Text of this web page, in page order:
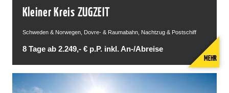
Kleiner Kreis ZUGZEIT
Schweden & Norwegen, Dovre- & Raumabahn, Nachtzug & Postschiff
8 Tage ab 2.249,- € p.P. inkl. An-/Abreise
MEHR